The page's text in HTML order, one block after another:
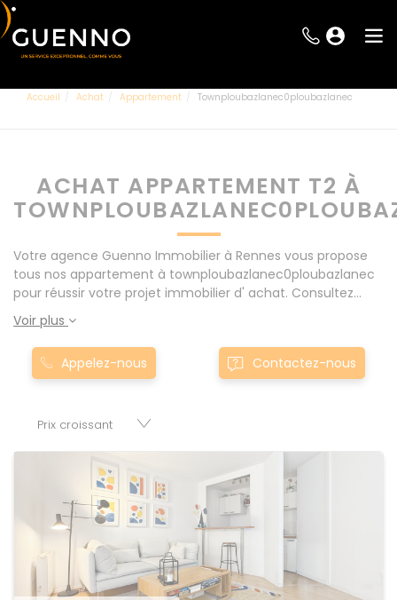
Accueil Achat Appartement Townploubazlanec0ploubazlanec
ACHAT APPARTEMENT T2 À
Votre agence Guenno Immobilier à Rennes vous propose
tous nos appartement à townploubazlanec0ploubazlanec
pour réussir votre projet immobilier d' achat. Consultez
l'ensemble de nos offres à Rennes mais également aux
alentours : Le Rheu, Pacé, Montgermont... Nos appartement
T2 à townploubazlanec0ploubazlanec sont proposés au
meilleur prix du marché pour permettre au plus grand
commerces, appartements, maisons, immeubles, terrains
Voir plus
Appelez-nous Contactez-nous